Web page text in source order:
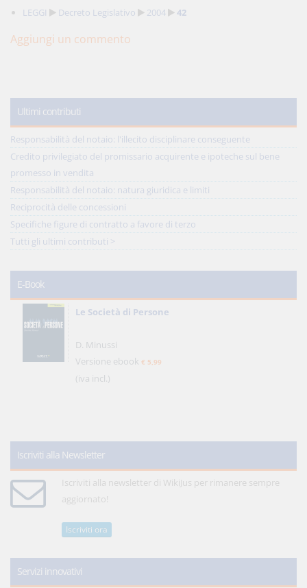
LEGGI Decreto Legislativo 2004 42
Aggiungi un commento
Ultimi contributi
Responsabilità del notaio: l'illecito disciplinare conseguente
Credito privilegiato del promissario acquirente e ipoteche sul bene
promesso in vendita
Responsabilità del notaio: natura giuridica e limiti
Reciprocità delle concessioni
Specifiche figure di contratto a favore di terzo
Tutti gli ultimi contributi >
E-Book
Le Società di Persone
D. Minussi
Versione ebook € 5,99
(iva incl.)
Iscriviti alla Newsletter
Iscriviti alla newsletter di WikiJus per rimanere sempre
aggiornato!
Iscriviti ora
Servizi innovativi